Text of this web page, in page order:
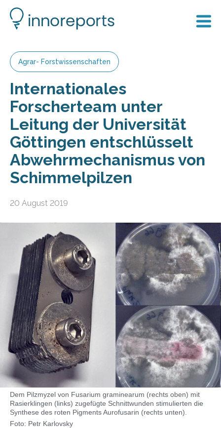
Agrar- Forstwissenschaften
Internationales
Forscherteam unter
Leitung der Universität
Göttingen entschlüsselt
Abwehrmechanismus von
Schimmelpilzen
20 August 2019
Dem Pilzmyzel von Fusarium graminearum (rechts oben) mit
Rasierklingen (links) zugefügte Schnittwunden stimulierten die
Synthese des roten Pigments Aurofusarin (rechts unten).
Foto: Petr Karlovsky